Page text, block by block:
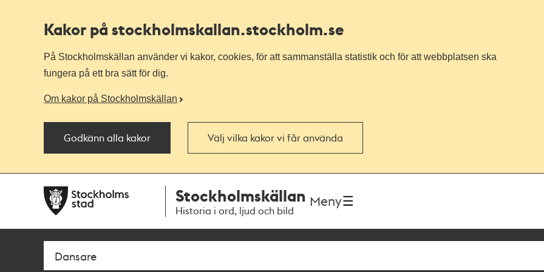
Kakor på stockholmskallan.stockholm.se
På Stockholmskällan använder vi kakor, cookies, för att sammanställa statistik och för att webbplatsen ska
fungera på ett bra sätt för dig.
Om kakor på Stockholmskällan
Godkänn alla kakor Välj vilka kakor vi får använda
navigationen
huvudinnehållet
Stockholmskällan
Historia i ord, ljud och bild
Meny
Sök